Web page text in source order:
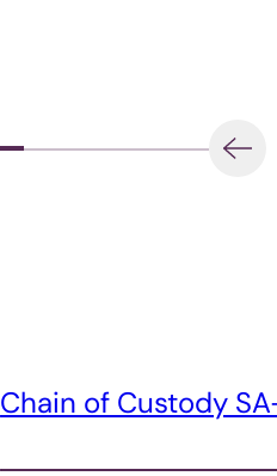
Chain of Custody